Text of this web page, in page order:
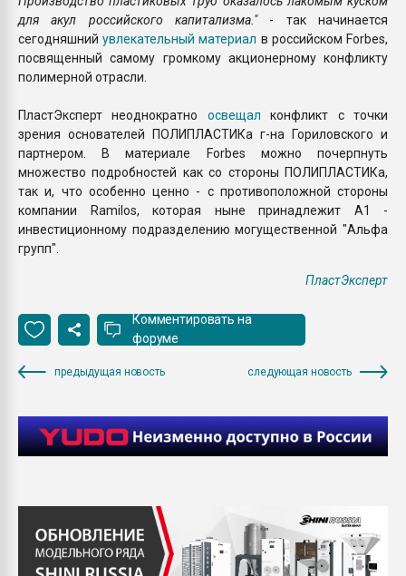
для акул российского капитализма."- так начинается
сегодняшнийувлекательный материал в российском Forbes,
посвященный самому громкому акционерному конфликту
полимерной отрасли.
ПластЭксперт неоднократно освещал конфликт с точки
зрения основателей ПОЛИПЛАСТИКа г-на Гориловского и
партнером. В материале Forbes можно почерпнуть
множество подробностей как со стороны ПОЛИПЛАСТИКа,
так и, что особенно ценно - с противоположной стороны
компании Ramilos, которая ныне принадлежит А1 -
инвестиционному подразделению могущественной "Альфа
групп".
ПластЭксперт
Комментировать на
форуме
предыдущая новость следующая новость